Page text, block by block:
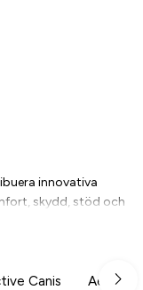
innovativa
skydd, stöd och
Canis Aesculap